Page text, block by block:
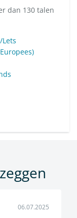
dan 130 talen
06.07.2025